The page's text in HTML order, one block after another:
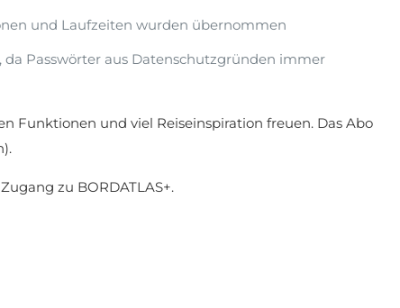
und Laufzeiten wurden übernommen
Passwörter aus Datenschutzgründen immer
Funktionen und viel Reiseinspiration freuen. Das Abo
zu BORDATLAS+.